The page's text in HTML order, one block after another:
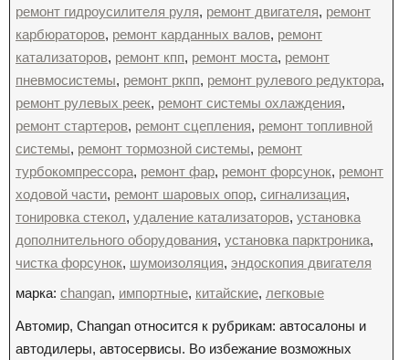
ремонт гидроусилителя руля, ремонт двигателя, ремонт
карбюраторов, ремонт карданных валов, ремонт
катализаторов, ремонт кпп, ремонт моста, ремонт
пневмосистемы, ремонт ркпп, ремонт рулевого редуктора,
ремонт рулевых реек, ремонт системы охлаждения,
ремонт стартеров, ремонт сцепления, ремонт топливной
системы, ремонт тормозной системы, ремонт
турбокомпрессора, ремонт фар, ремонт форсунок, ремонт
ходовой части, ремонт шаровых опор, сигнализация,
тонировка стекол, удаление катализаторов, установка
дополнительного оборудования, установка парктроника,
чистка форсунок, шумоизоляция, эндоскопия двигателя
марка: changan, импортные, китайские, легковые
Автомир, Changan относится к рубрикам: автосалоны и
автодилеры, автосервисы. Во избежание возможных